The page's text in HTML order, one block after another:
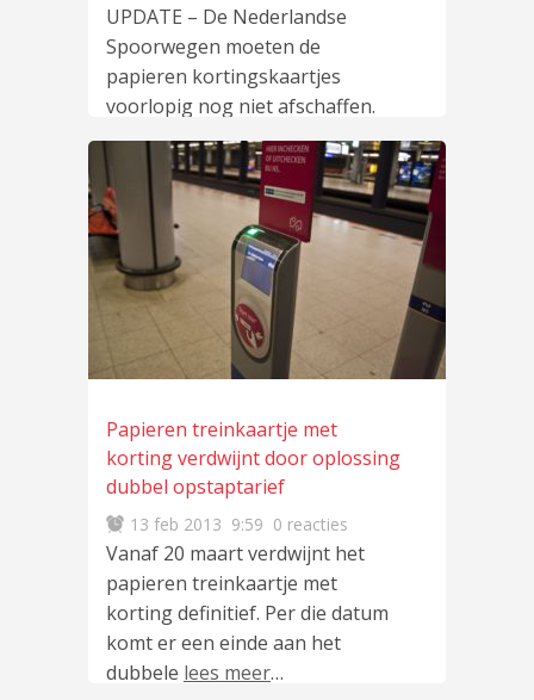
UPDATE – De Nederlandse
Spoorwegen moeten de
papieren kortingskaartjes
voorlopig nog niet afschaffen.
De regionale spoorvoerders
Arriva, Connexxion, Syntus en
lees meer…
Papieren treinkaartje met
korting verdwijnt door oplossing
dubbel opstaptarief
13 feb 2013 9:59 0 reacties
Vanaf 20 maart verdwijnt het
papieren treinkaartje met
korting definitief. Per die datum
komt er een einde aan het
dubbele lees meer…